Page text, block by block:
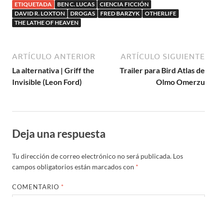
(2006)
ETIQUETADA BEN C. LUCAS
CIENCIA FICCIÓN
DAVID R. LOXTON
DROGAS FRED BARZYK
OTHERLIFE
THE LATHE OF HEAVEN
ARTÍCULO ANTERIOR
La alternativa | Griff the
Invisible (Leon Ford)
ARTÍCULO SIGUIENTE
Trailer para Bird Atlas de
Olmo Omerzu
Deja una respuesta
Tu dirección de correo electrónico no será publicada. Los
campos obligatorios están marcados con *
COMENTARIO *